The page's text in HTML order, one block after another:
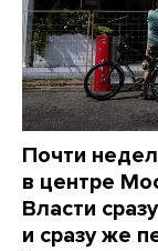
Почти
в центре
Власти
и сразу же